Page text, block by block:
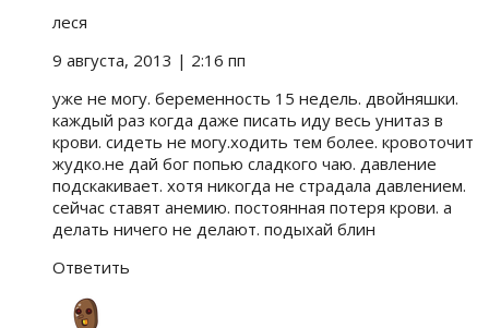
леся
9 августа, 2013 | 2:16 пп
уже не могу. беременность 15 недель. двойняшки.
каждый раз когда даже писать иду весь унитаз в
крови. сидеть не могу.ходить тем более. кровоточит
жудко.не дай бог попью сладкого чаю. давление
подскакивает. хотя никогда не страдала давлением.
сейчас ставят анемию. постоянная потеря крови. а
делать ничего не делают. подыхай блин
Ответить